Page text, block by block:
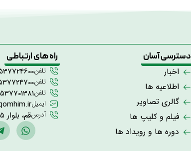
دسترسی آسان
اخبار
اطلاعیه ها
گالری تصاویر
فیلم و کلیپ ها
دوره ها و رویداد ها
راه های ارتباطی
تلفن
تلفن
تلفن
ایمیل
آدرسقم، بلوار 15 خرداد